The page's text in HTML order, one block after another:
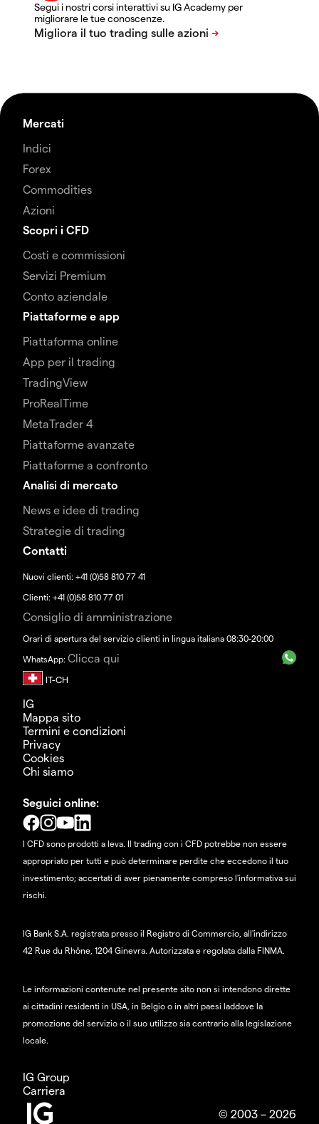
Segui i nostri corsi interattivi su IG Academy per
migliorare le tue conoscenze.
Mercati
Indici
Forex
Commodities
Azioni
Scopri i CFD
Costi e commissioni
Servizi Premium
Conto aziendale
Piattaforme e app
Piattaforma online
App per il trading
TradingView
ProRealTime
MetaTrader 4
Piattaforme avanzate
Piattaforme a confronto
Analisi di mercato
News e idee di trading
Strategie di trading
Contatti
Nuovi clienti: +41 (0)58 810 77 41
Clienti: +41 (0)58 810 77 01
Consiglio di amministrazione
Orari di apertura del servizio clienti in lingua italiana 08:30-20:00
WhatsApp: Clicca qui
IG
Mappa sito
Termini e condizioni
Privacy
Cookies
Chi siamo
Seguici online:
I CFD sono prodotti a leva. Il trading con i CFD potrebbe non essere
appropriato per tutti e può determinare perdite che eccedono il tuo
investimento; accertati di aver pienamente compreso l'informativa sui
rischi.
IG Bank S.A. registrata presso il Registro di Commercio, all'indirizzo
42 Rue du Rhône, 1204 Ginevra. Autorizzata e regolata dalla FINMA.
Le informazioni contenute nel presente sito non si intendono dirette
ai cittadini residenti in USA, in Belgio o in altri paesi laddove la
promozione del servizio o il suo utilizzo sia contrario alla legislazione
locale.
IG Group
Carriera
© 2003 – 2026